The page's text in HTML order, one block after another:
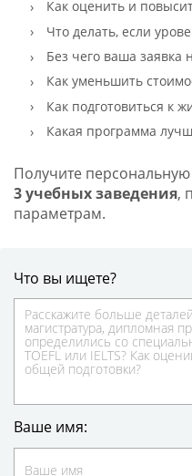
Как оценить и
Что делать, если
Без чего ваша заявка
Как уменьшить
Как подготовиться к
Какая программа
Получите
3 учебных заведения,
параметрам.
Что вы ищете?
Ваше имя: